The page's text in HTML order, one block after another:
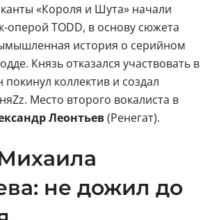
«Короля и Шута» начали
оперой TODD, в основу сюжета
история о серийном
Князь отказался участвовать в
коллектив и создал
Место второго вокалиста в
Леонтьев(Ренегат).
не дожил до